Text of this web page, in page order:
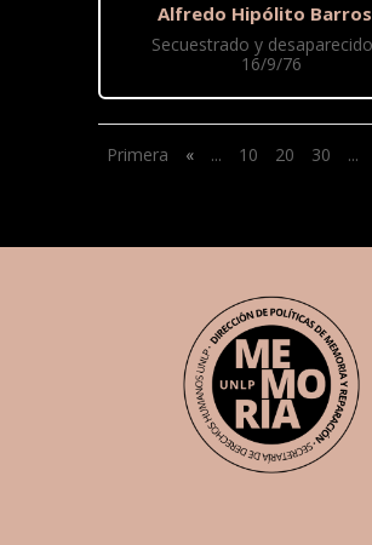
Alfredo Hipólito
Secuestrado y
16/9/76
Primera « ... 10 20 30 ...